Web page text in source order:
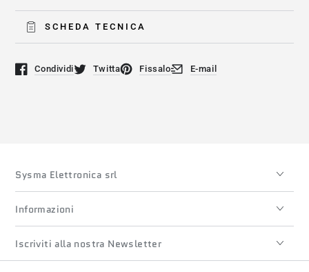
SCHEDA TECNICA
Condividi
Si apre in una nuova finestra.
Twitta
Si apre in una nuova finestra.
Fissalo
Si apre in una nuova finestra.
E-mail
Si apre in una nuova
Sysma Elettronica srl
Informazioni
Iscriviti alla nostra Newsletter